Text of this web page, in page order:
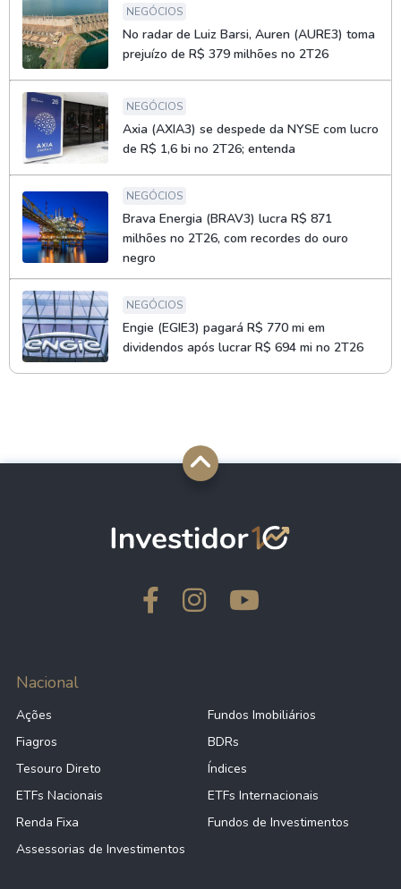
NEGÓCIOS
No radar de Luiz Barsi, Auren (AURE3) toma
prejuízo de R$ 379 milhões no 2T26
NEGÓCIOS
Axia (AXIA3) se despede da NYSE com lucro
de R$ 1,6 bi no 2T26; entenda
NEGÓCIOS
Brava Energia (BRAV3) lucra R$ 871
milhões no 2T26, com recordes do ouro
negro
NEGÓCIOS
Engie (EGIE3) pagará R$ 770 mi em
dividendos após lucrar R$ 694 mi no 2T26
Nacional
Ações
Fundos Imobiliários
Fiagros
BDRs
Tesouro Direto
Índices
ETFs Nacionais
ETFs Internacionais
Renda Fixa
Fundos de Investimentos
Assessorias de Investimentos